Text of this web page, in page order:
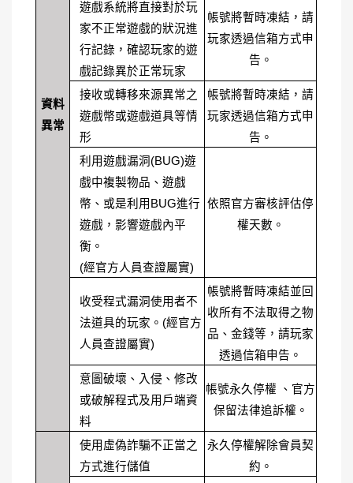
資料
異常
遊戲系統將直接對於玩
家不正常遊戲的狀況進
行記錄，確認玩家的遊
戲記錄異於正常玩家
帳號將暫時凍結，請
玩家透過信箱方式申
告。
接收或轉移來源異常之
遊戲幣或遊戲道具等情
形
帳號將暫時凍結，請
玩家透過信箱方式申
告。
利用遊戲漏洞 (BUG)遊
戲中複製物品、遊戲
幣、或是利用 BUG進行
遊戲，影響遊戲內平
衡。
(經官方人員查證屬實)
依照官方審核評估停
權天數。
收受程式漏洞使用者不
法道具的玩家。(經官方
人員查證屬實)
帳號將暫時凍結並回
收所有不法取得之物
品、金錢等，請玩家
透過信箱申告。
意圖破壞、入侵、修改
或破解程式及用戶端資
料
帳號永久停權 、官方
保留法律追訴權。
使用虛偽詐騙不正當之
方式進行儲值
永久停權解除會員契
約。